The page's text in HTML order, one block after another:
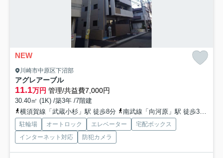
NEW
川崎市中原区下沼部
アグレアーブル
11.1万円 管理/共益費7,000円
30.40㎡ (1K) /築3年 /7階建
横須賀線「武蔵小杉」駅 徒歩8分
南武線「向河原」駅 徒歩3分
駐輪場 オートロック エレベーター
宅配ボックス
インターネット対応
防犯カメラ